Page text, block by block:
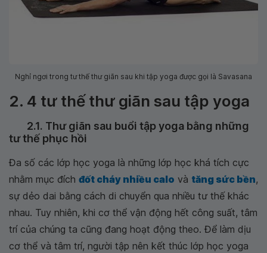
Nghỉ ngơi trong tư thế thư giãn sau khi tập yoga được gọi là Savasana
2. 4 tư thế thư giãn sau tập yoga
2.1. Thư giãn sau buổi tập yoga bằng những
tư thế phục hồi
Đa số các lớp học yoga là những lớp học khá tích cực
nhằm mục đích đốt cháy nhiều calo và tăng sức bền,
sự dẻo dai bằng cách di chuyển qua nhiều tư thế khác
nhau. Tuy nhiên, khi cơ thể vận động hết công suất, tâm
trí của chúng ta cũng đang hoạt động theo. Để làm dịu
cơ thể và tâm trí, người tập nên kết thúc lớp học yoga